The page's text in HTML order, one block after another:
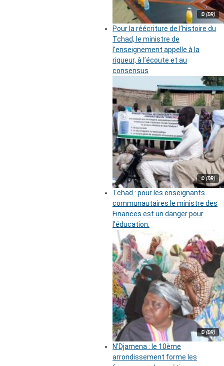
© (DR)
Pour la réécriture de l’histoire du
Tchad, le ministre de
l’enseignement appelle à la
rigueur, à l’écoute et au
consensus
© (DR)
Tchad : pour les enseignants
communautaires le ministre des
Finances est un danger pour
l’éducation.
© (DR)
N’Djamena : le 10ème
arrondissement forme les